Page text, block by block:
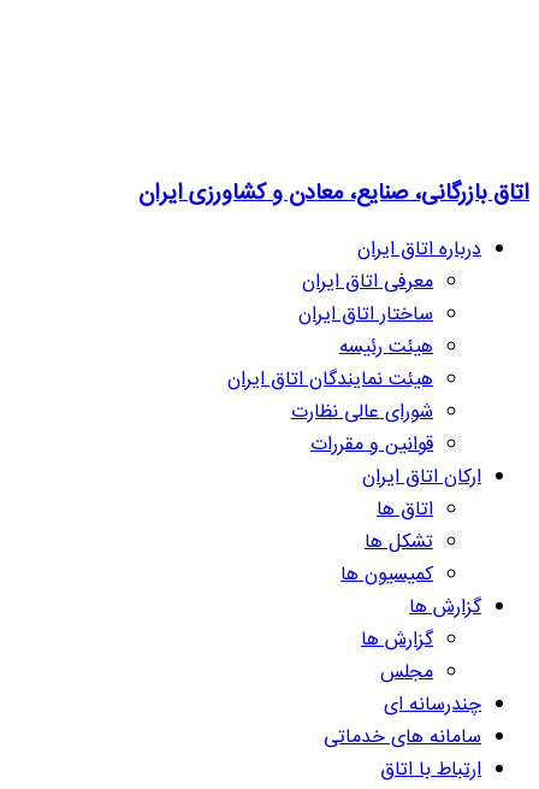
اتاق بازرگانی، صنایع، معادن و کشاورزی ایران
درباره اتاق ایران
معرفی اتاق ایران
ساختار اتاق ایران
هیئت رئیسه
هیئت نمایندگان اتاق ایران
شورای عالی نظارت
قوانین و مقررات
ارکان اتاق ایران
اتاق ها
تشکل ها
کمیسیون ها
گزارش ها
گزارش ها
مجلس
چندرسانه ای
سامانه های خدماتی
ارتباط با اتاق